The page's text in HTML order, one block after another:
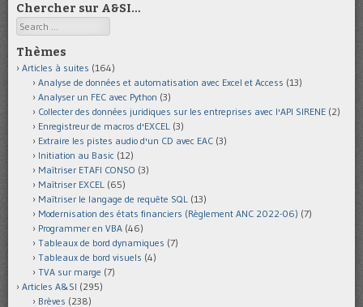
Chercher sur A&SI…
Search
Thèmes
Articles à suites (164)
Analyse de données et automatisation avec Excel et Access (13)
Analyser un FEC avec Python (3)
Collecter des données juridiques sur les entreprises avec l'API SIRENE (2)
Enregistreur de macros d'EXCEL (3)
Extraire les pistes audio d'un CD avec EAC (3)
Initiation au Basic (12)
Maîtriser ETAFI CONSO (3)
Maîtriser EXCEL (65)
Maîtriser le langage de requête SQL (13)
Modernisation des états financiers (Règlement ANC 2022-06) (7)
Programmer en VBA (46)
Tableaux de bord dynamiques (7)
Tableaux de bord visuels (4)
TVA sur marge (7)
Articles A&SI (295)
Brèves (238)